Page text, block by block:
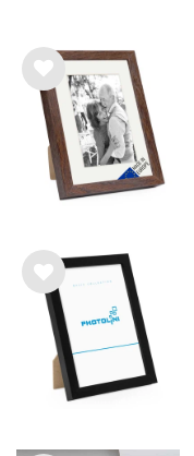
List
e de
sou
hait
List
e de
sou